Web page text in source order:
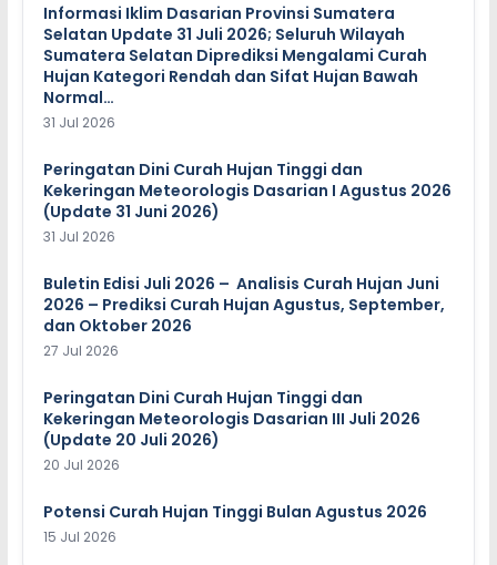
Informasi Iklim Dasarian Provinsi Sumatera
Selatan Update 31 Juli 2026; Seluruh Wilayah
Sumatera Selatan Diprediksi Mengalami Curah
Hujan Kategori Rendah dan Sifat Hujan Bawah
Normal…
31 Jul 2026
Peringatan Dini Curah Hujan Tinggi dan
Kekeringan Meteorologis Dasarian I Agustus 2026
(Update 31 Juni 2026)
31 Jul 2026
Buletin Edisi Juli 2026 – Analisis Curah Hujan Juni
2026 – Prediksi Curah Hujan Agustus, September,
dan Oktober 2026
27 Jul 2026
Peringatan Dini Curah Hujan Tinggi dan
Kekeringan Meteorologis Dasarian III Juli 2026
(Update 20 Juli 2026)
20 Jul 2026
Potensi Curah Hujan Tinggi Bulan Agustus 2026
15 Jul 2026